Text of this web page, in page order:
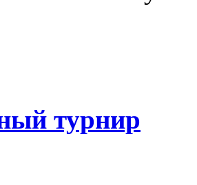
турнир